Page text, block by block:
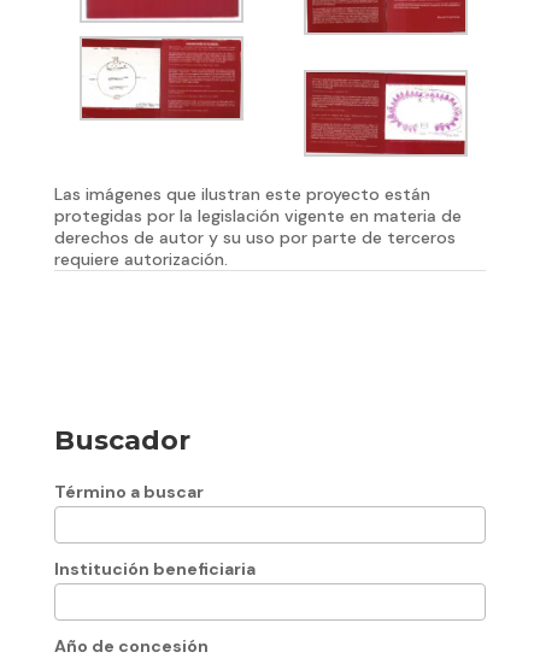
Las imágenes que ilustran este proyecto están
protegidas por la legislación vigente en materia de
derechos de autor y su uso por parte de terceros
requiere autorización.
Buscador
Término a buscar
Institución beneficiaria
Año de concesión